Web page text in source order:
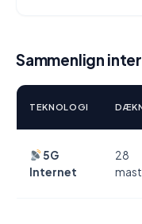
Sammenlign
TEKNOLOGI
5G
Internet
28